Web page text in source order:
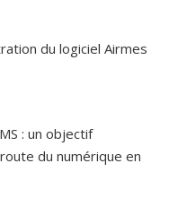
du logiciel Airmes
: un objectif
du numérique en